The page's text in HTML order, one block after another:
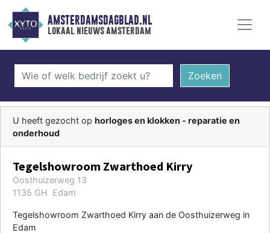
AMSTERDAMSDAGBLAD.NL
lokaal nieuws amsterdam
Zoeken
U heeft gezocht op horloges en klokken - reparatie en
onderhoud
Tegelshowroom Zwarthoed Kirry
Oosthuizerweg 13
1135 GH Edam
Tegelshowroom Zwarthoed Kirry aan de Oosthuizerweg in
Edam